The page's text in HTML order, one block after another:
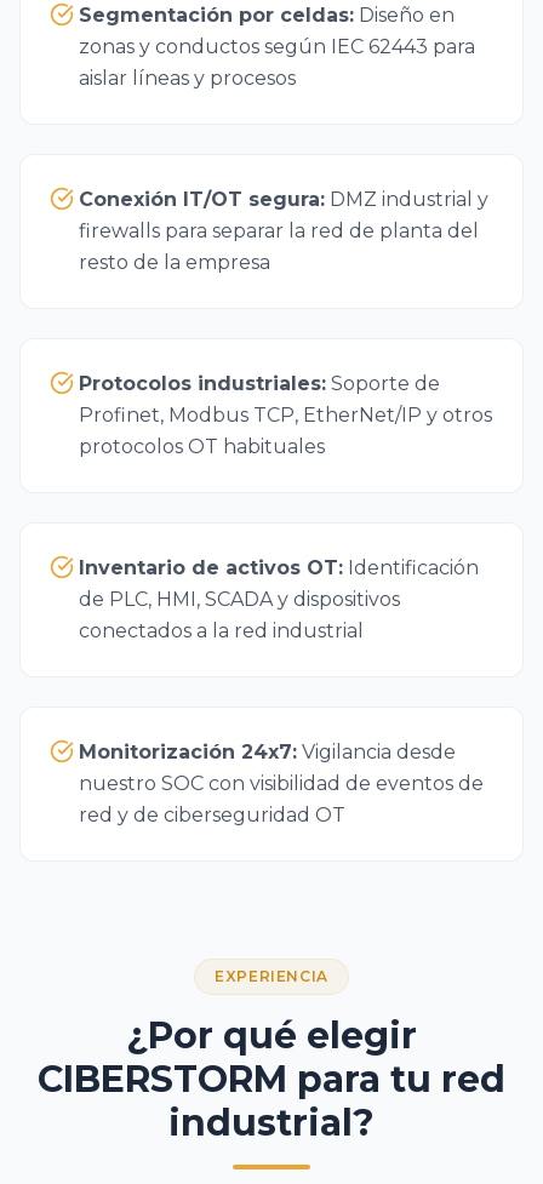
Segmentación por celdas: Diseño en
zonas y conductos según IEC 62443 para
aislar líneas y procesos
Conexión IT/OT segura: DMZ industrial y
firewalls para separar la red de planta del
resto de la empresa
Protocolos industriales: Soporte de
Profinet, Modbus TCP, EtherNet/IP y otros
protocolos OT habituales
Inventario de activos OT: Identificación
de PLC, HMI, SCADA y dispositivos
conectados a la red industrial
Monitorización 24x7: Vigilancia desde
nuestro SOC con visibilidad de eventos de
red y de ciberseguridad OT
EXPERIENCIA
¿Por qué elegir
CIBERSTORM para tu red
industrial?